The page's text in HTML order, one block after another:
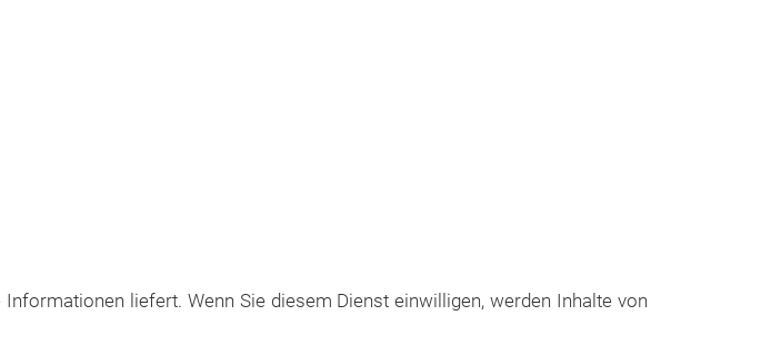
liefert. Wenn Sie diesem Dienst einwilligen, werden Inhalte von